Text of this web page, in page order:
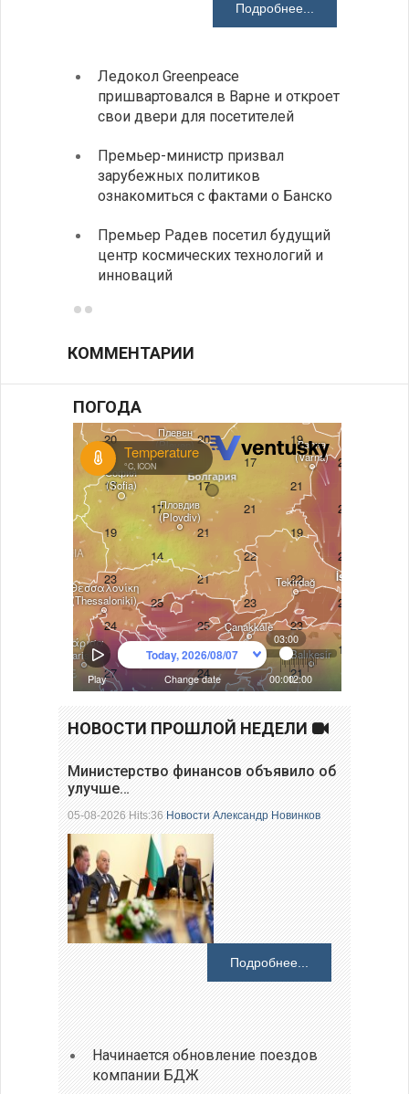
Подробнее...
Ледокол Greenpeace
пришвартовался в Варне и откроет
свои двери для посетителей
Премьер-министр призвал
зарубежных политиков
ознакомиться с фактами о Банско
Премьер Радев посетил будущий
центр космических технологий и
инноваций
КОММЕНТАРИИ
ПОГОДА
НОВОСТИ ПРОШЛОЙ НЕДЕЛИ
Министерство финансов объявило об
улучше…
05-08-2026 Hits:36Новости Александр Новинков
Подробнее...
Начинается обновление поездов
компании БДЖ